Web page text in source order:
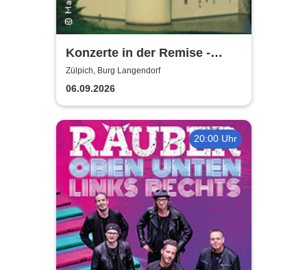
Konzerte in der Remise -
Burg Langendorf
Zülpich, Burg Langendorf
06.09.2026
20:00 Uhr